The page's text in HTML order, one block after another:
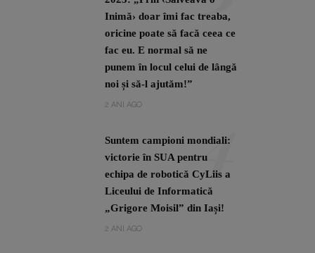
Inimă› doar îmi fac treaba,
oricine poate să facă ceea ce
fac eu. E normal să ne
punem în locul celui de lângă
noi și să-l ajutăm!”
2 ANI AGO
Suntem campioni mondiali:
victorie în SUA pentru
echipa de robotică CyLiis a
Liceului de Informatică
„Grigore Moisil” din Iași!
2 ANI AGO
4